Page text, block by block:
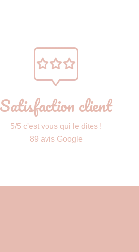
Satisfaction client
5/5 c'est vous qui le dites !
89 avis Google